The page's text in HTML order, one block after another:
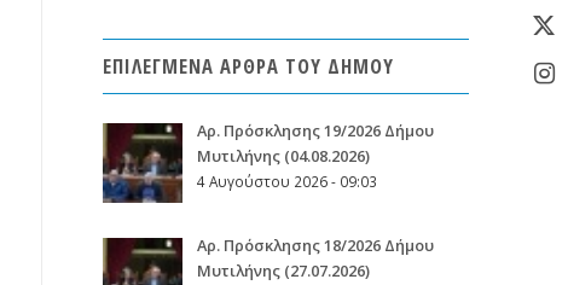
ΕΠΙΛΕΓΜΕΝΑ ΑΡΘΡΑ ΤΟΥ ΔΗΜΟΥ
Aρ. Πρόσκλησης 19/2026 Δήμου
Μυτιλήνης (04.08.2026)
4 Αυγούστου 2026 - 09:03
Aρ. Πρόσκλησης 18/2026 Δήμου
Μυτιλήνης (27.07.2026)